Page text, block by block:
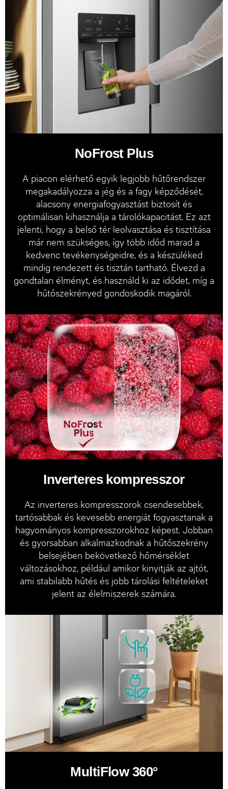
NoFrost Plus
A piacon elérhető egyik legjobb hűtőrendszer
megakadályozza a jég és a fagy képződését,
alacsony energiafogyasztást biztosít és
optimálisan kihasználja a tárolókapacitást. Ez azt
jelenti, hogy a belső tér leolvasztása és tisztítása
már nem szükséges, így több időd marad a
kedvenc tevékenységeidre, és a készüléked
mindig rendezett és tisztán tartható. Élvezd a
gondtalan élményt, és használd ki az idődet, míg a
hűtőszekrényed gondoskodik magáról.
Inverteres kompresszor
Az inverteres kompresszorok csendesebbek,
tartósabbak és kevesebb energiát fogyasztanak a
hagyományos kompresszorokhoz képest. Jobban
és gyorsabban alkalmazkodnak a hűtőszekrény
belsejében bekövetkező hőmérséklet
változásokhoz, például amikor kinyitják az ajtót,
ami stabilabb hűtés és jobb tárolási feltételeket
jelent az élelmiszerek számára.
MultiFlow 360°